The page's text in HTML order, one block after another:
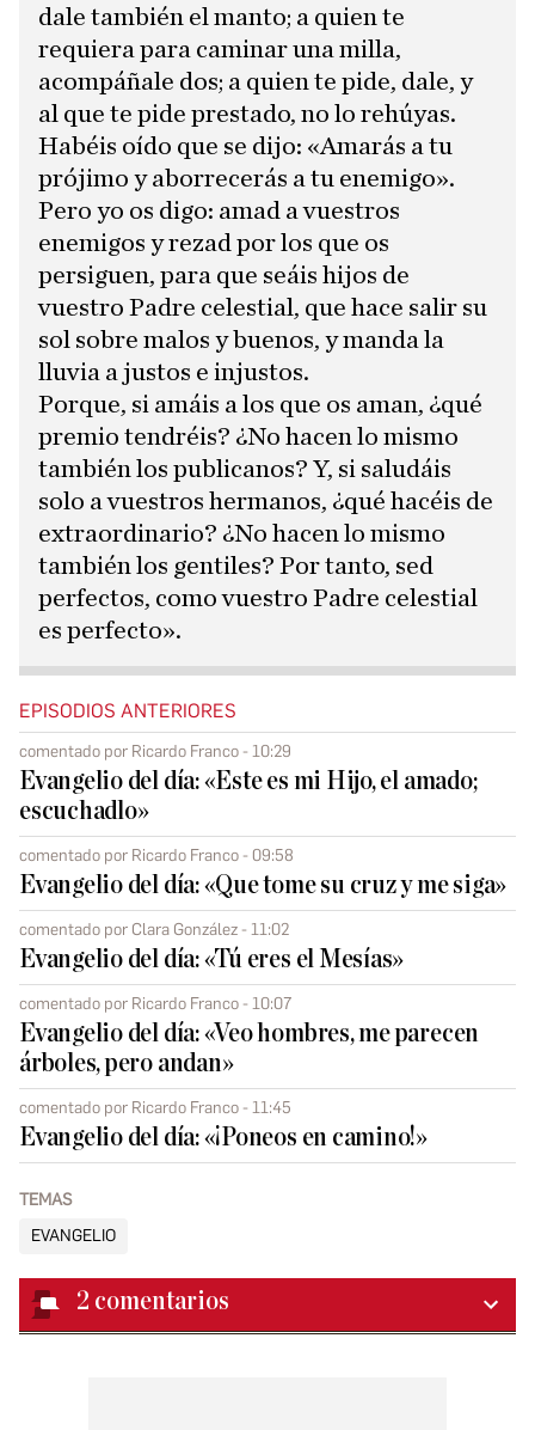
dale también el manto; a quien te
requiera para caminar una milla,
acompáñale dos; a quien te pide, dale, y
al que te pide prestado, no lo rehúyas.
Habéis oído que se dijo: «Amarás a tu
prójimo y aborrecerás a tu enemigo».
Pero yo os digo: amad a vuestros
enemigos y rezad por los que os
persiguen, para que seáis hijos de
vuestro Padre celestial, que hace salir su
sol sobre malos y buenos, y manda la
lluvia a justos e injustos.
Porque, si amáis a los que os aman, ¿qué
premio tendréis? ¿No hacen lo mismo
también los publicanos? Y, si saludáis
solo a vuestros hermanos, ¿qué hacéis de
extraordinario? ¿No hacen lo mismo
también los gentiles? Por tanto, sed
perfectos, como vuestro Padre celestial
es perfecto».
EPISODIOS ANTERIORES
comentado por Ricardo Franco - 10:29
Evangelio del día: «Este es mi Hijo, el amado;
escuchadlo»
comentado por Ricardo Franco - 09:58
Evangelio del día: «Que tome su cruz y me siga»
comentado por Clara González - 11:02
Evangelio del día: «Tú eres el Mesías»
comentado por Ricardo Franco - 10:07
Evangelio del día: «Veo hombres, me parecen
árboles, pero andan»
comentado por Ricardo Franco - 11:45
Evangelio del día: «¡Poneos en camino!»
TEMAS
EVANGELIO
2 comentarios